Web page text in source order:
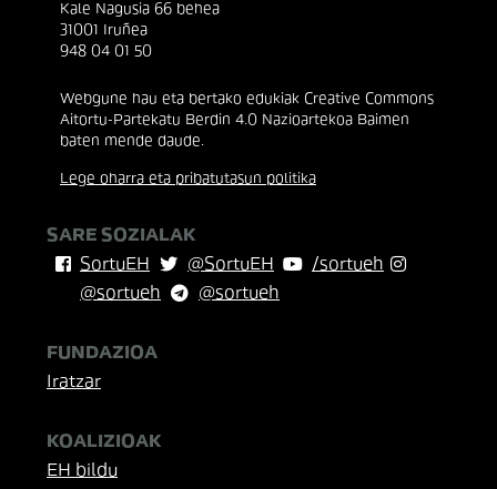
Kale Nagusia 66 behea
31001 Iruñea
948 04 01 50
Webgune hau eta bertako edukiak Creative Commons
Aitortu-Partekatu Berdin 4.0 Nazioartekoa Baimen
baten mende daude.
Lege oharra eta pribatutasun politika
SARE SOZIALAK
SortuEH
@SortuEH
/sortueh
@sortueh
@sortueh
FUNDAZIOA
Iratzar
KOALIZIOAK
EH bildu